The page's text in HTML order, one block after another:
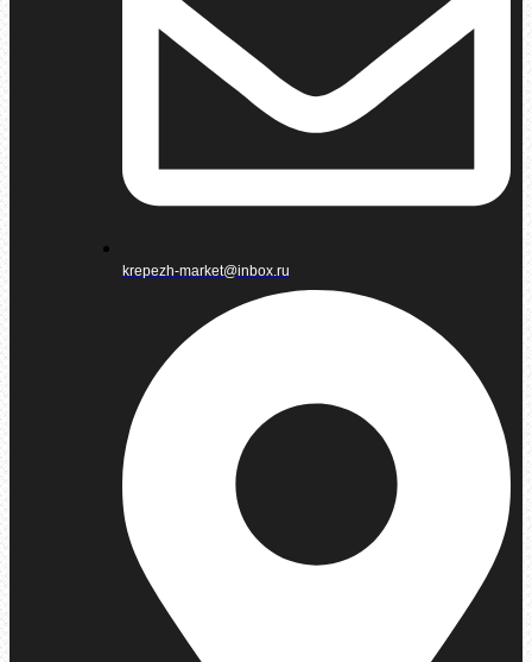
krepezh-market@inbox.ru